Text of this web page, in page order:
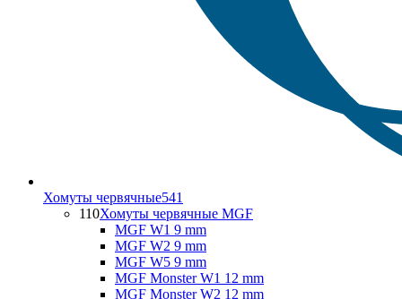
Хомуты червячные541
110Хомуты червячные MGF
MGF W1 9 mm
MGF W2 9 mm
MGF W5 9 mm
MGF Monster W1 12 mm
MGF Monster W2 12 mm